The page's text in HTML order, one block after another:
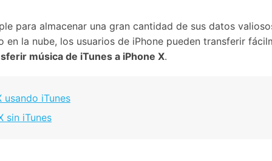
de iTunes
Borrador de
iPhone
Borrador
Android
Pruébalo Gratis
gratis
WhatsApp Google Drive
Mundial del Backup
Día Nacional de
para almacenar una gran cantidad de sus datos
la nube, los usuarios de iPhone pueden transferir
música de iTunes a iPhone X.
usando iTunes
sin iTunes